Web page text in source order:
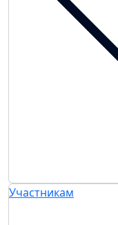
Участникам